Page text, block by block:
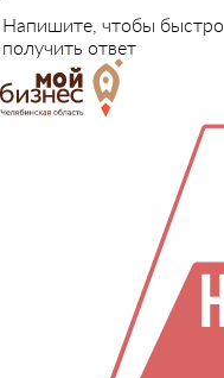
Напишите, чтобы быстро
получить ответ